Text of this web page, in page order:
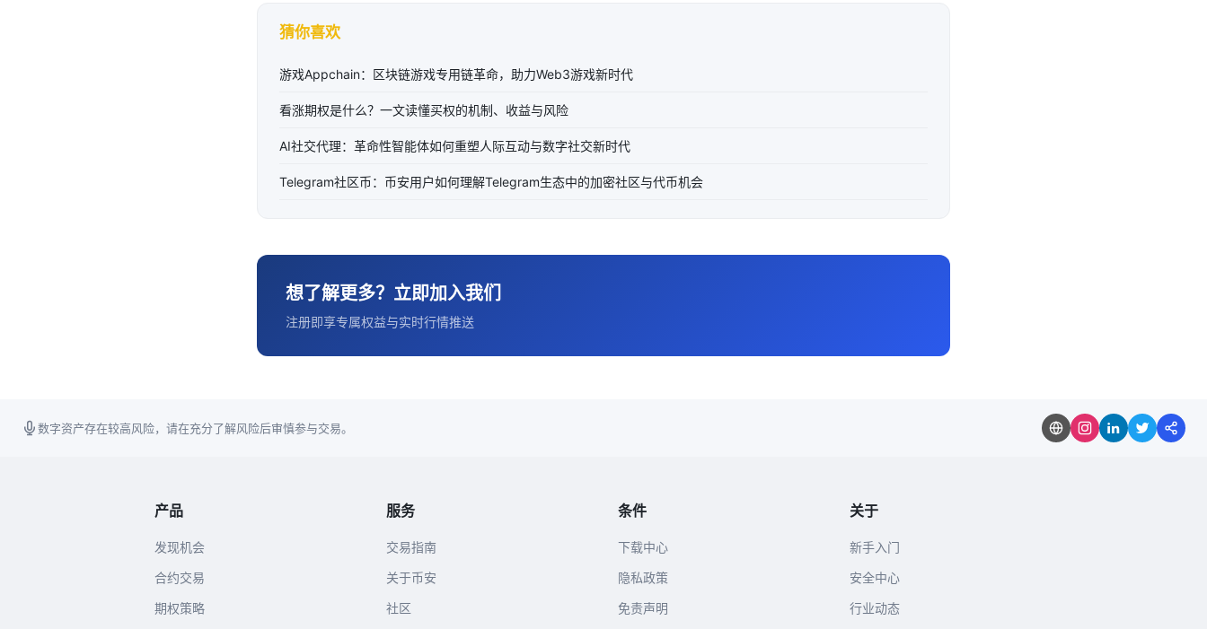
猜你喜欢
游戏Appchain：区块链游戏专用链革命，助力Web3游戏新时代
看涨期权是什么？一文读懂买权的机制、收益与风险
AI社交代理：革命性智能体如何重塑人际互动与数字社交新时代
Telegram社区币：币安用户如何理解Telegram生态中的加密社区与代币机会
想了解更多？立即加入我们
注册即享专属权益与实时行情推送
数字资产存在较高风险，请在充分了解风险后审慎参与交易。
产品
发现机会
合约交易
期权策略
服务
交易指南
关于币安
社区
条件
下载中心
隐私政策
免责声明
关于
新手入门
安全中心
行业动态